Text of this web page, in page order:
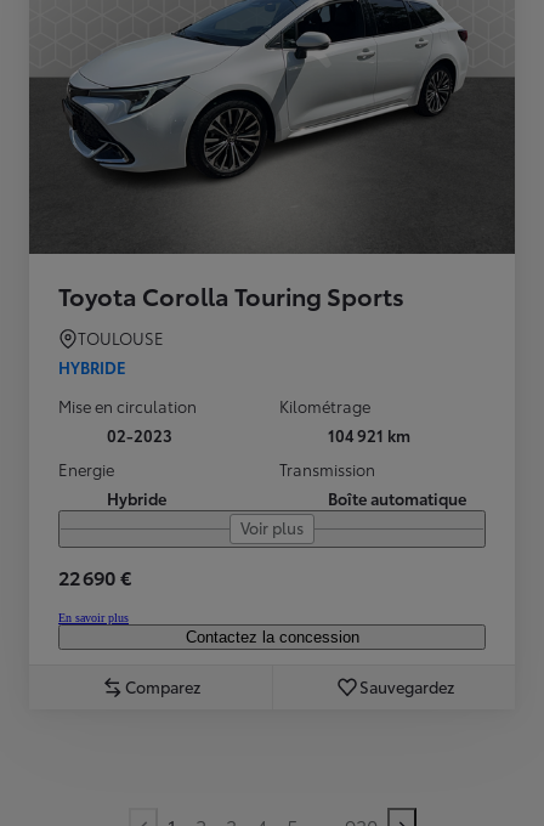
Toyota Corolla Touring Sports
TOULOUSE
HYBRIDE
Mise en circulation
02-2023
Kilométrage
104 921 km
Energie
Hybride
Transmission
Boîte automatique
Voir plus
22 690 €
En savoir plus
Contactez la concession
Comparez Sauvegardez